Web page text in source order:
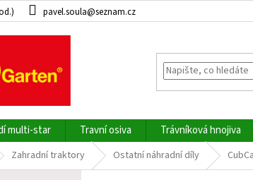
pavel.soula@seznam.cz
multi-star Travní osiva Trávníková hnojiva
Zahradní traktory Ostatní náhradní díly